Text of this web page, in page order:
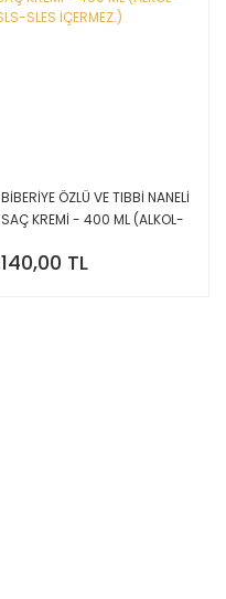
BİBERİYE ÖZLÜ VE TIBBİ NANELİ
SAÇ KREMİ - 400 ML (ALKOL-
140,00 TL